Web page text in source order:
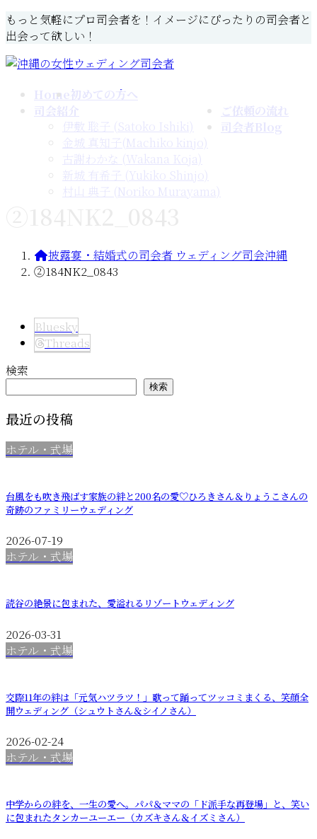
コ
ン
テ
ン
ナ
ビ
ゲ
ー
もっと気軽にプロ司会者を！イメージにぴったりの司会者と
出会って欲しい！
Home初めての方へ
司会紹介
伊敷 聡子 (Satoko Ishiki)
金城 真知子(Machiko kinjo)
古謝わかな (Wakana Koja)
新城 有希子 (Yukiko Shinjo)
村山 典子 (Noriko Murayama)
ご依頼の流れ
司会者Blog
披露宴・結婚式の司会者 ウェディング司会沖縄
②184NK2_0843
Bluesky
Threads
検索
検索
最近の投稿
ホテル・式場
台風をも吹き飛ばす家族の絆と200名の愛♡ひろきさん＆りょうこさんの
奇跡のファミリーウェディング
2026-07-19
ホテル・式場
読谷の絶景に包まれた、愛溢れるリゾートウェディング
2026-03-31
ホテル・式場
交際11年の絆は「元気ハツラツ！」歌って踊ってツッコミまくる、笑顔全
開ウェディング（シュウトさん＆シイノさん）
2026-02-24
ホテル・式場
中学からの絆を、一生の愛へ。パパ＆ママの「ド派手な再登場」と、笑い
に包まれたタンカーユーエー（カズキさん＆イズミさん）